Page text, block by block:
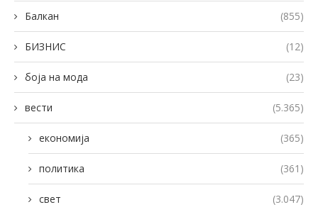
Балкан (855)
БИЗНИС (12)
боја на мода (23)
вести (5.365)
економија (365)
политика (361)
свет (3.047)